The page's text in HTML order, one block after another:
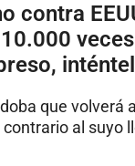
contra
que volverá
al suyo